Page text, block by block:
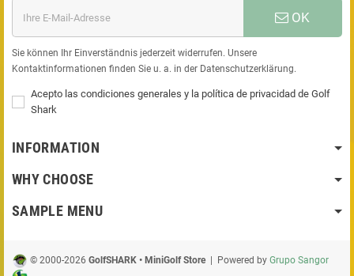
OK
Sie können Ihr Einverständnis jederzeit widerrufen. Unsere
Kontaktinformationen finden Sie u. a. in der Datenschutzerklärung.
Acepto las condiciones generales y la política de privacidad de Golf
Shark
INFORMATION
WHY CHOOSE
SAMPLE MENU
© 2000-2026 GolfSHARK • MiniGolf Store| Powered by Grupo Sangor